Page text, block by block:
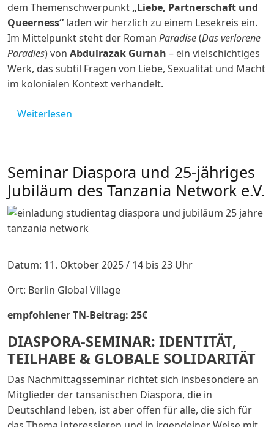
dem Themenschwerpunkt „Liebe, Partnerschaft und
Queerness“ laden wir herzlich zu einem Lesekreis ein.
Im Mittelpunkt steht der Roman Paradise(Das verlorene
Paradies) von Abdulrazak Gurnah – ein vielschichtiges
Werk, das subtil Fragen von Liebe, Sexualität und Macht
im kolonialen Kontext verhandelt.
Weiterlesen
Seminar Diaspora und 25-jähriges
Jubiläum des Tanzania Network e.V.
Datum: 11. Oktober 2025 / 14 bis 23 Uhr
Ort: Berlin Global Village
empfohlener TN-Beitrag: 25€
DIASPORA-SEMINAR: IDENTITÄT,
TEILHABE & GLOBALE SOLIDARITÄT
Das Nachmittagsseminar richtet sich insbesondere an
Mitglieder der tansanischen Diaspora, die in
Deutschland leben, ist aber offen für alle, die sich für